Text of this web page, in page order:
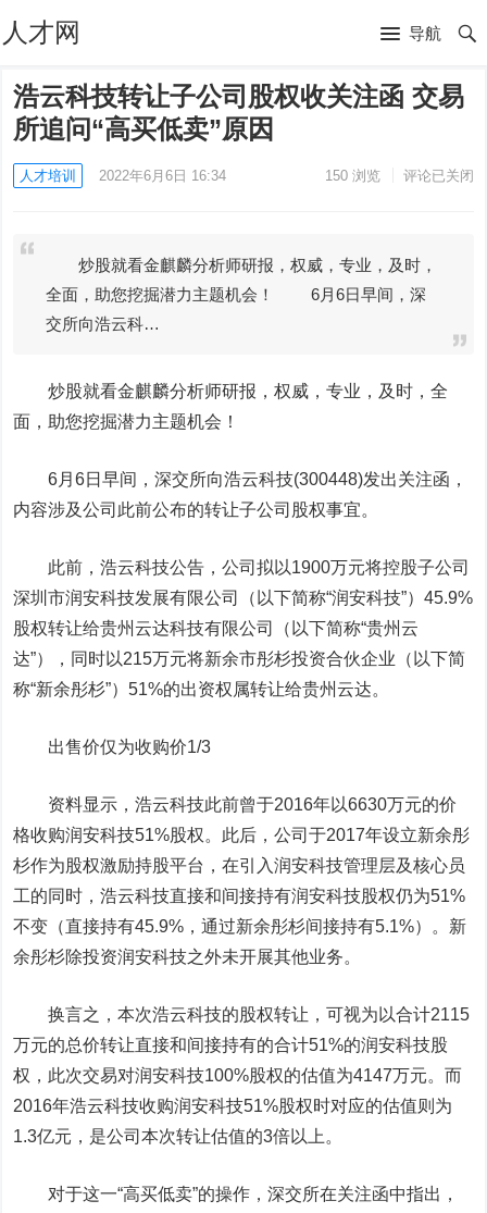
人才网 导航
浩云科技转让子公司股权收关注函 交易
所追问“高买低卖”原因
人才培训 2022年6月6日 16:34 150浏览 评论已关闭
炒股就看金麒麟分析师研报，权威，专业，及时，
全面，助您挖掘潜力主题机会！ 6月6日早间，深
交所向浩云科…
炒股就看金麒麟分析师研报，权威，专业，及时，全
面，助您挖掘潜力主题机会！
6月6日早间，深交所向浩云科技(300448)发出关注函，
内容涉及公司此前公布的转让子公司股权事宜。
此前，浩云科技公告，公司拟以1900万元将控股子公司
深圳市润安科技发展有限公司（以下简称“润安科技”）45.9%
股权转让给贵州云达科技有限公司（以下简称“贵州云
达”），同时以215万元将新余市彤杉投资合伙企业（以下简
称“新余彤杉”）51%的出资权属转让给贵州云达。
出售价仅为收购价1/3
资料显示，浩云科技此前曾于2016年以6630万元的价
格收购润安科技51%股权。此后，公司于2017年设立新余彤
杉作为股权激励持股平台，在引入润安科技管理层及核心员
工的同时，浩云科技直接和间接持有润安科技股权仍为51%
不变（直接持有45.9%，通过新余彤杉间接持有5.1%）。新
余彤杉除投资润安科技之外未开展其他业务。
换言之，本次浩云科技的股权转让，可视为以合计2115
万元的总价转让直接和间接持有的合计51%的润安科技股
权，此次交易对润安科技100%股权的估值为4147万元。而
2016年浩云科技收购润安科技51%股权时对应的估值则为
1.3亿元，是公司本次转让估值的3倍以上。
对于这一“高买低卖”的操作，深交所在关注函中指出，